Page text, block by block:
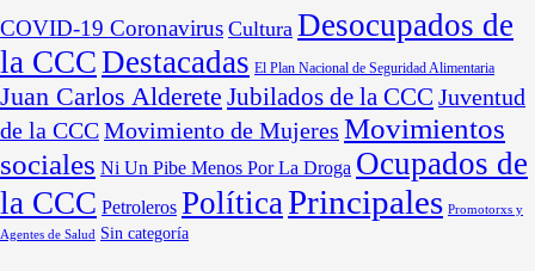
COVID-19 Coronavirus Cultura Desocupados de
la CCCDestacadas El Plan Nacional de Seguridad Alimentaria
Juan Carlos Alderete Jubilados de la CCC Juventud
de la CCCMovimiento de Mujeres Movimientos
sociales Ni Un Pibe Menos Por La Droga Ocupados de
la CCC Petroleros PolíticaPrincipales Promotorxs y
Agentes de Salud Sin categoría